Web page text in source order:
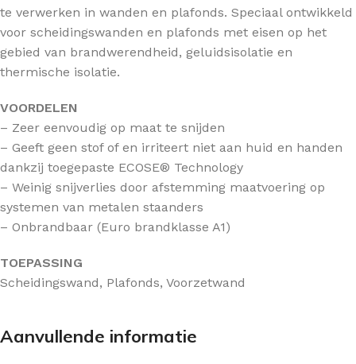
te verwerken in wanden en plafonds. Speciaal ontwikkeld
voor scheidingswanden en plafonds met eisen op het
gebied van brandwerendheid, geluidsisolatie en
thermische isolatie.
VOORDELEN
– Zeer eenvoudig op maat te snijden
– Geeft geen stof of en irriteert niet aan huid en handen
dankzij toegepaste ECOSE® Technology
– Weinig snijverlies door afstemming maatvoering op
systemen van metalen staanders
– Onbrandbaar (Euro brandklasse A1)
TOEPASSING
Scheidingswand, Plafonds, Voorzetwand
Aanvullende informatie